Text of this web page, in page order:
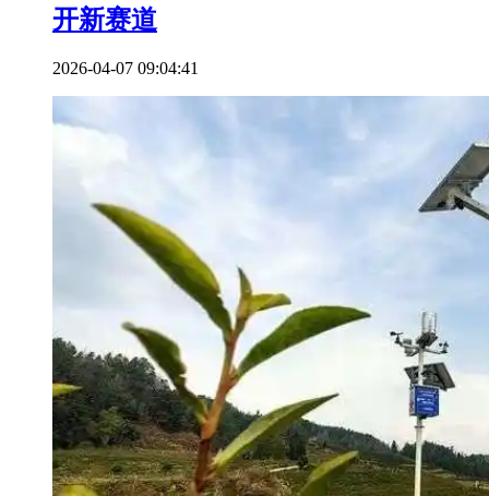
开新赛道
2026-04-07 09:04:41